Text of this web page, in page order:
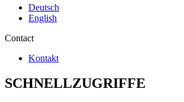
Deutsch
English
Contact
Kontakt
SCHNELLZUGRIFFE